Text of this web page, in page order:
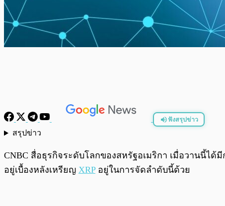
ฟังสรุปข่าว
สรุปข่าว
CNBC สื่อธุรกิจระดับโลกของสหรัฐอเมริกา เมื่อวานนี้ได้
อยู่เบื้องหลังเหรียญ XRPอยู่ในการจัดลำดับนี้ด้วย